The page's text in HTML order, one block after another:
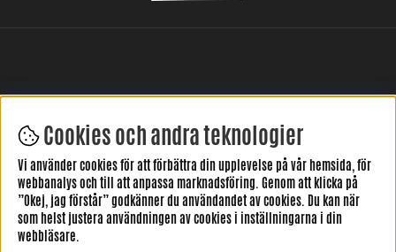
LÄMNA DIN RECENSION HÄR
Cookies och andra teknologier
Vi använder cookies för att förbättra din upplevelse på vår hemsida, för
webbanalys och till att anpassa marknadsföring. Genom att klicka på
”Okej, jag förstår” godkänner du användandet av cookies. Du kan när
som helst justera användningen av cookies i inställningarna i din
webbläsare.